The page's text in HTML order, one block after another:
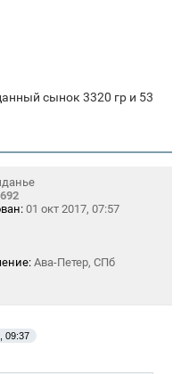
сынок 3320 гр и 53
01 окт 2017, 07:57
Ава-Петер, СПб
09:37